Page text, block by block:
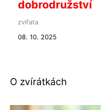
dobrodružství
zvířata
08. 10. 2025
O zvírátkách